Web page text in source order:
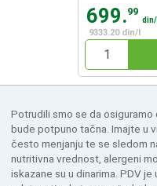
699.99
9333.20 din/l
Potrudili smo se da
bude potpuno tačna. Imajte u
često menjanju te se sledom
nutritivna vrednost, alergeni
iskazane su u dinarima. PDV